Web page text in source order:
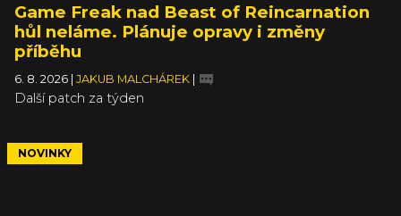
Game Freak nad Beast of Reincarnation
hůl neláme. Plánuje opravy i změny
příběhu
6. 8. 2026 | JAKUB MALCHÁREK |
Další patch za týden
NOVINKY